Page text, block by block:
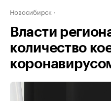
Новосибирск
Власти
количество